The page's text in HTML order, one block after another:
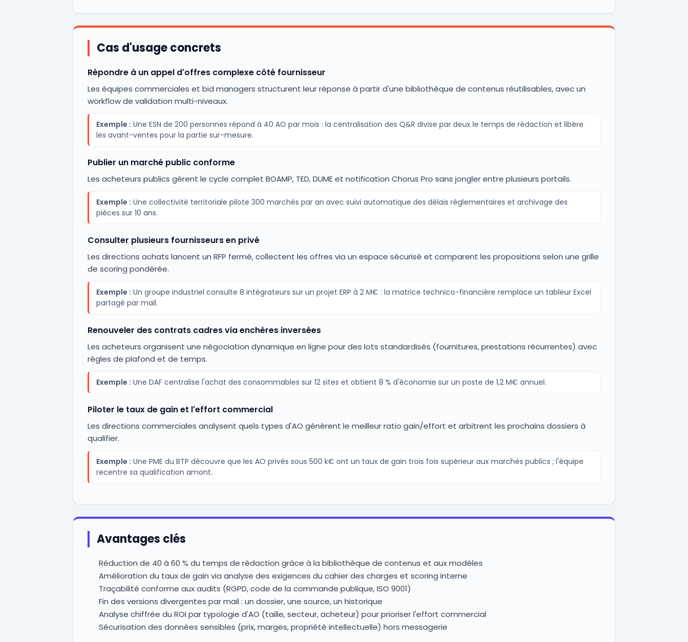
Cas d'usage concrets
Répondre à un appel d'offres complexe côté fournisseur
Les équipes commerciales et bid managers structurent leur réponse à partir d'une bibliothèque de contenus réutilisables, avec un
workflow de validation multi-niveaux.
Exemple : Une ESN de 200 personnes répond à 40 AO par mois : la centralisation des Q&R divise par deux le temps de rédaction et libère
les avant-ventes pour la partie sur-mesure.
Publier un marché public conforme
Les acheteurs publics gèrent le cycle complet BOAMP, TED, DUME et notification Chorus Pro sans jongler entre plusieurs portails.
Exemple : Une collectivité territoriale pilote 300 marchés par an avec suivi automatique des délais réglementaires et archivage des
pièces sur 10 ans.
Consulter plusieurs fournisseurs en privé
Les directions achats lancent un RFP fermé, collectent les offres via un espace sécurisé et comparent les propositions selon une grille
de scoring pondérée.
Exemple : Un groupe industriel consulte 8 intégrateurs sur un projet ERP à 2 M€ : la matrice technico-financière remplace un tableur Excel
partagé par mail.
Renouveler des contrats cadres via enchères inversées
Les acheteurs organisent une négociation dynamique en ligne pour des lots standardisés (fournitures, prestations récurrentes) avec
règles de plafond et de temps.
Exemple : Une DAF centralise l'achat des consommables sur 12 sites et obtient 8 % d'économie sur un poste de 1,2 M€ annuel.
Piloter le taux de gain et l'effort commercial
Les directions commerciales analysent quels types d'AO génèrent le meilleur ratio gain/effort et arbitrent les prochains dossiers à
qualifier.
Exemple : Une PME du BTP découvre que les AO privés sous 500 k€ ont un taux de gain trois fois supérieur aux marchés publics ; l'équipe
recentre sa qualification amont.
Avantages clés
Réduction de 40 à 60 % du temps de rédaction grâce à la bibliothèque de contenus et aux modèles
Amélioration du taux de gain via analyse des exigences du cahier des charges et scoring interne
Traçabilité conforme aux audits (RGPD, code de la commande publique, ISO 9001)
Fin des versions divergentes par mail : un dossier, une source, un historique
Analyse chiffrée du ROI par typologie d'AO (taille, secteur, acheteur) pour prioriser l'effort commercial
Sécurisation des données sensibles (prix, marges, propriété intellectuelle) hors messagerie